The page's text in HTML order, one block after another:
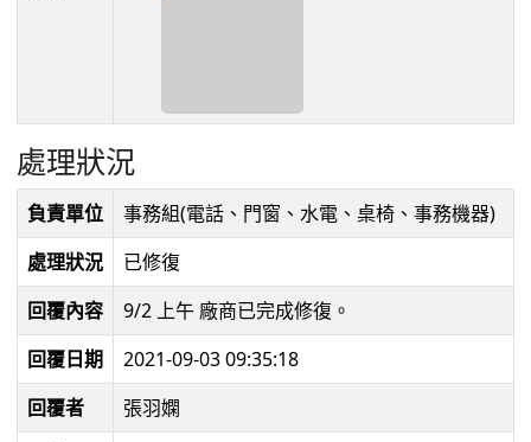
處理狀況
負責單位
事務組(電話、門窗、水電、桌椅、事務機器)
處理狀況
已修復
回覆內容
9/2 上午 廠商已完成修復。
回覆日期
2021-09-03 09:35:18
回覆者
張羽嫻